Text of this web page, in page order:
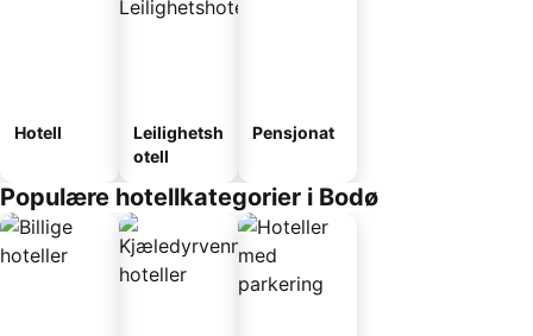
Hotell
Leilighetsh
otell
Pensjonat
Populære hotellkategorier i Bodø